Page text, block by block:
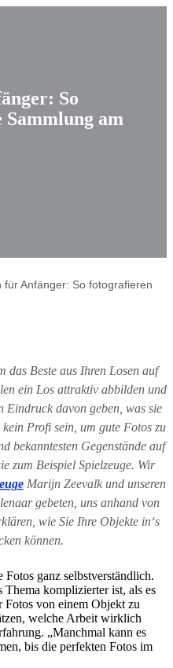
So
am
für Anfänger: So fotografieren
das Beste aus Ihren Losen auf
ein Los attraktiv abbilden und
Eindruck davon geben, was sie
Profi sein, um gute Fotos zu
bekanntesten Gegenstände auf
zum Beispiel Spielzeuge. Wir
Marijn Zeevalk und unseren
gebeten, uns anhand von
wie Sie Ihre Objekte in‘s
können.
ganz selbstverständlich.
Thema komplizierter ist, als es
Fotos von einem Objekt zu
welche Arbeit wirklich
„Manchmal kann es
bis die perfekten Fotos im